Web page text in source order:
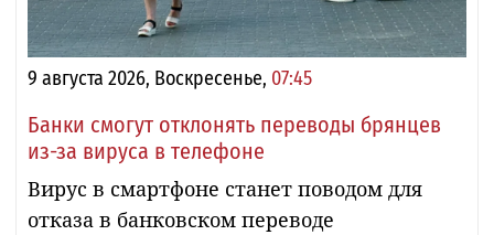
9 августа 2026, Воскресенье, 07:45
Банки смогут отклонять переводы брянцев
из-за вируса в телефоне
Вирус в смартфоне станет поводом для
отказа в банковском переводе